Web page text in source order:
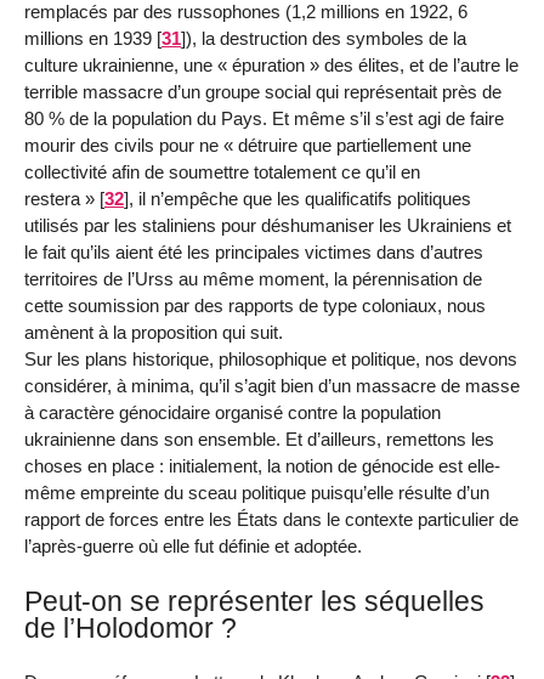
remplacés par des russophones (1,2 millions en 1922, 6
millions en 1939 [31]), la destruction des symboles de la
culture ukrainienne, une « épuration » des élites, et de l’autre le
terrible massacre d’un groupe social qui représentait près de
80 % de la population du Pays. Et même s’il s’est agi de faire
mourir des civils pour ne « détruire que partiellement une
collectivité afin de soumettre totalement ce qu’il en
restera » [32], il n’empêche que les qualificatifs politiques
utilisés par les staliniens pour déshumaniser les Ukrainiens et
le fait qu’ils aient été les principales victimes dans d’autres
territoires de l’Urss au même moment, la pérennisation de
cette soumission par des rapports de type coloniaux, nous
amènent à la proposition qui suit.
Sur les plans historique, philosophique et politique, nos devons
considérer, à minima, qu’il s’agit bien d’un massacre de masse
à caractère génocidaire organisé contre la population
ukrainienne dans son ensemble. Et d’ailleurs, remettons les
choses en place : initialement, la notion de génocide est elle-
même empreinte du sceau politique puisqu’elle résulte d’un
rapport de forces entre les États dans le contexte particulier de
l’après-guerre où elle fut définie et adoptée.
Peut-on se représenter les séquelles
de l’Holodomor ?